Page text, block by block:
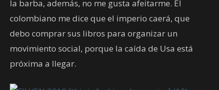
la barba, además, no me gusta afeitarme. El
colombiano me dice que el imperio caerá, que
debo comprar sus libros para organizar un
movimiento social, porque la caída de Usa está
próxima a llegar.